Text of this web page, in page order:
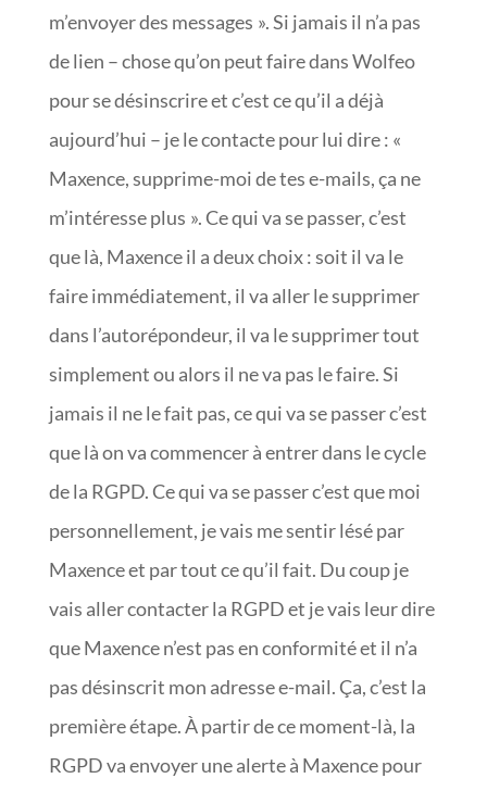
m’envoyer des messages ». Si jamais il n’a pas
de lien – chose qu’on peut faire dans Wolfeo
pour se désinscrire et c’est ce qu’il a déjà
aujourd’hui – je le contacte pour lui dire : «
Maxence, supprime-moi de tes e-mails, ça ne
m’intéresse plus ». Ce qui va se passer, c’est
que là, Maxence il a deux choix : soit il va le
faire immédiatement, il va aller le supprimer
dans l’autorépondeur, il va le supprimer tout
simplement ou alors il ne va pas le faire. Si
jamais il ne le fait pas, ce qui va se passer c’est
que là on va commencer à entrer dans le cycle
de la RGPD. Ce qui va se passer c’est que moi
personnellement, je vais me sentir lésé par
Maxence et par tout ce qu’il fait. Du coup je
vais aller contacter la RGPD et je vais leur dire
que Maxence n’est pas en conformité et il n’a
pas désinscrit mon adresse e-mail. Ça, c’est la
première étape. À partir de ce moment-là, la
RGPD va envoyer une alerte à Maxence pour